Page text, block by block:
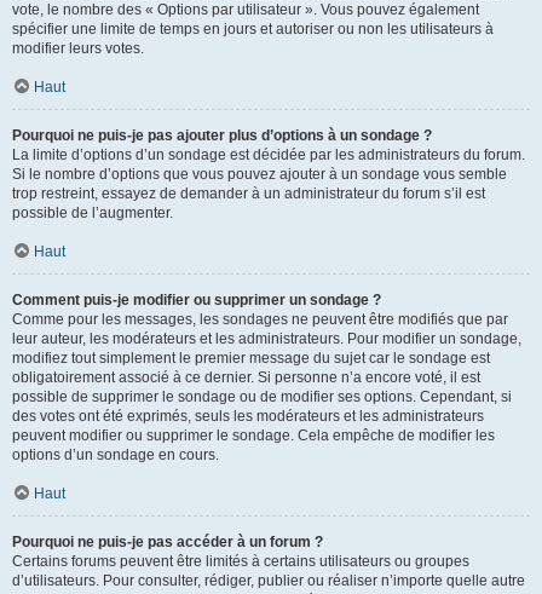
vote, le nombre des « Options par utilisateur ». Vous pouvez également
spécifier une limite de temps en jours et autoriser ou non les utilisateurs à
modifier leurs votes.
Haut
Pourquoi ne puis-je pas ajouter plus d’options à un sondage ?
La limite d’options d’un sondage est décidée par les administrateurs du forum.
Si le nombre d’options que vous pouvez ajouter à un sondage vous semble
trop restreint, essayez de demander à un administrateur du forum s’il est
possible de l’augmenter.
Haut
Comment puis-je modifier ou supprimer un sondage ?
Comme pour les messages, les sondages ne peuvent être modifiés que par
leur auteur, les modérateurs et les administrateurs. Pour modifier un sondage,
modifiez tout simplement le premier message du sujet car le sondage est
obligatoirement associé à ce dernier. Si personne n’a encore voté, il est
possible de supprimer le sondage ou de modifier ses options. Cependant, si
des votes ont été exprimés, seuls les modérateurs et les administrateurs
peuvent modifier ou supprimer le sondage. Cela empêche de modifier les
options d’un sondage en cours.
Haut
Pourquoi ne puis-je pas accéder à un forum ?
Certains forums peuvent être limités à certains utilisateurs ou groupes
d’utilisateurs. Pour consulter, rédiger, publier ou réaliser n’importe quelle autre